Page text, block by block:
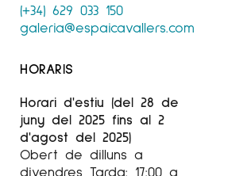
(+34) 629 033 150
galeria@espaicavallers.com
HORARIS
Horari d'estiu (del 28 de
juny del 2025 fins al 2
d'agost del 2025)
Obert de dilluns a
divendres Tarda: 17:00 a